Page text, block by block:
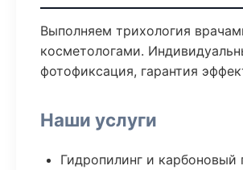
Выполняем трихология
косметологами.
фотофиксация, гарантия
Наши услуги
Гидропилинг и карбоновый